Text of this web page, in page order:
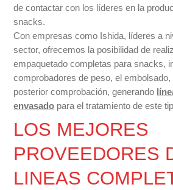
de contactar con los líderes en la
snacks.
Con empresas como Ishida, líderes a
sector, ofrecemos la posibilidad de
empaquetado completas para snacks,
comprobadores de peso, el
posterior comprobación, generando
envasado para el tratamiento de este
LOS MEJORES
PROVEEDORES
LINEAS